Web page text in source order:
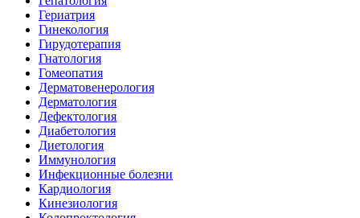
Гериатрия
Гинекология
Гирудотерапия
Гнатология
Гомеопатия
Дерматовенерология
Дерматология
Дефектология
Диабетология
Диетология
Иммунология
Инфекционные болезни
Кардиология
Кинезиология